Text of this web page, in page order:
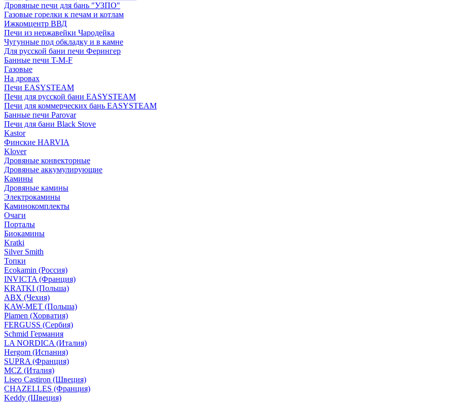
Дровяные печи для бань "УЗПО"
Газовые горелки к печам и котлам
Ижкомцентр ВВД
Печи из нержавейки Чародейка
Чугунные под обкладку и в камне
Для русской бани печи Ферингер
Банные печи T-M-F
Газовые
На дровах
Печи EASYSTEAM
Печи для русской бани EASYSTEAM
Печи для коммерческих бань EASYSTEAM
Банные печи Parovar
Печи для бани Black Stove
Kastor
Финские HARVIA
Klover
Дровяные конвекторные
Дровяные аккумулирующие
Камины
Дровяные камины
Электрокамины
Каминокомплекты
Очаги
Порталы
Биокамины
Kratki
Silver Smith
Топки
Ecokamin (Россия)
INVICTA (Франция)
KRATKI (Польша)
ABX (Чехия)
KAW-MET (Польша)
Plamen (Хорватия)
FERGUSS (Сербия)
Schmid Германия
LA NORDICA (Италия)
Hergom (Испания)
SUPRA (Франция)
MCZ (Италия)
Liseo Castiron (Швеция)
CHAZELLES (Франция)
Keddy (Швеция)